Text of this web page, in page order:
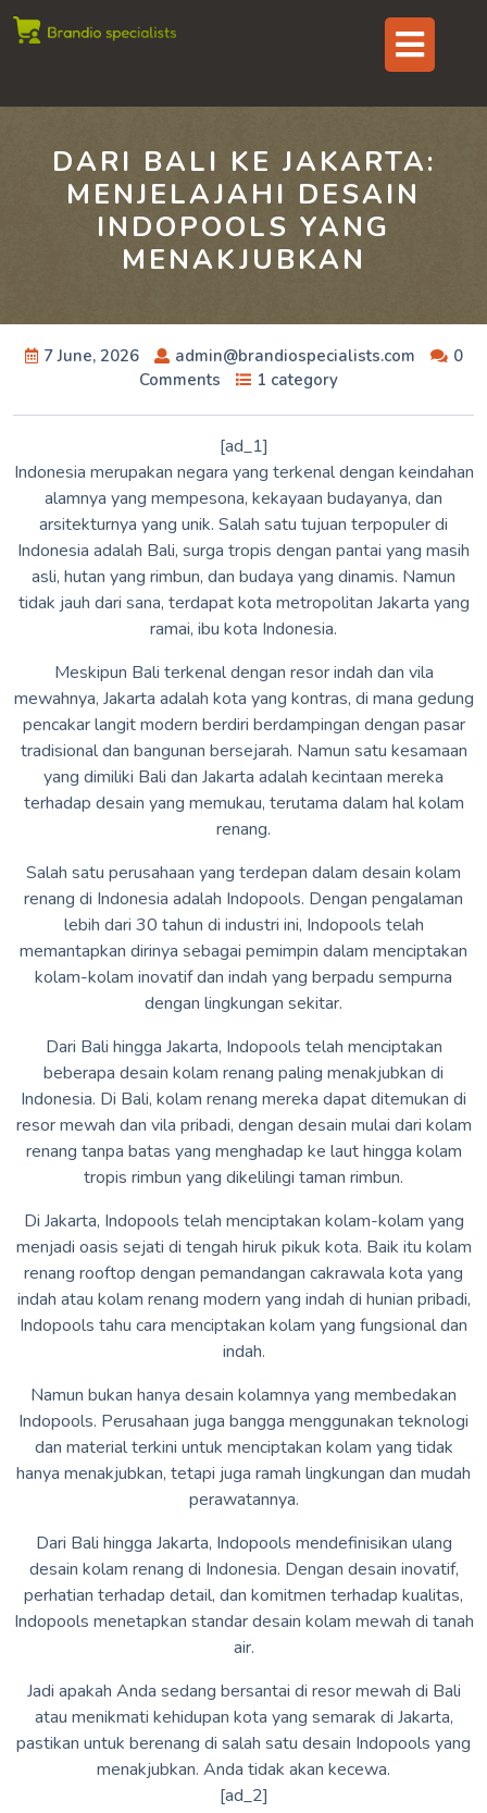
Skip
DARI BALI KE JAKARTA:
MENJELAJAHI DESAIN
INDOPOOLS YANG
MENAKJUBKAN
7 June, 2026 admin@brandiospecialists.com
0
Comments
1 category
[ad_1]
Indonesia merupakan negara yang terkenal dengan keindahan
alamnya yang mempesona, kekayaan budayanya, dan
arsitekturnya yang unik. Salah satu tujuan terpopuler di
Indonesia adalah Bali, surga tropis dengan pantai yang masih
asli, hutan yang rimbun, dan budaya yang dinamis. Namun
tidak jauh dari sana, terdapat kota metropolitan Jakarta yang
ramai, ibu kota Indonesia.
Meskipun Bali terkenal dengan resor indah dan vila
mewahnya, Jakarta adalah kota yang kontras, di mana gedung
pencakar langit modern berdiri berdampingan dengan pasar
tradisional dan bangunan bersejarah. Namun satu kesamaan
yang dimiliki Bali dan Jakarta adalah kecintaan mereka
terhadap desain yang memukau, terutama dalam hal kolam
renang.
Salah satu perusahaan yang terdepan dalam desain kolam
renang di Indonesia adalah Indopools. Dengan pengalaman
lebih dari 30 tahun di industri ini, Indopools telah
memantapkan dirinya sebagai pemimpin dalam menciptakan
kolam-kolam inovatif dan indah yang berpadu sempurna
dengan lingkungan sekitar.
Dari Bali hingga Jakarta, Indopools telah menciptakan
beberapa desain kolam renang paling menakjubkan di
Indonesia. Di Bali, kolam renang mereka dapat ditemukan di
resor mewah dan vila pribadi, dengan desain mulai dari kolam
renang tanpa batas yang menghadap ke laut hingga kolam
tropis rimbun yang dikelilingi taman rimbun.
Di Jakarta, Indopools telah menciptakan kolam-kolam yang
menjadi oasis sejati di tengah hiruk pikuk kota. Baik itu kolam
renang rooftop dengan pemandangan cakrawala kota yang
indah atau kolam renang modern yang indah di hunian pribadi,
Indopools tahu cara menciptakan kolam yang fungsional dan
indah.
Namun bukan hanya desain kolamnya yang membedakan
Indopools. Perusahaan juga bangga menggunakan teknologi
dan material terkini untuk menciptakan kolam yang tidak
hanya menakjubkan, tetapi juga ramah lingkungan dan mudah
perawatannya.
Dari Bali hingga Jakarta, Indopools mendefinisikan ulang
desain kolam renang di Indonesia. Dengan desain inovatif,
perhatian terhadap detail, dan komitmen terhadap kualitas,
Indopools menetapkan standar desain kolam mewah di tanah
air.
Jadi apakah Anda sedang bersantai di resor mewah di Bali
atau menikmati kehidupan kota yang semarak di Jakarta,
pastikan untuk berenang di salah satu desain Indopools yang
menakjubkan. Anda tidak akan kecewa.
[ad_2]